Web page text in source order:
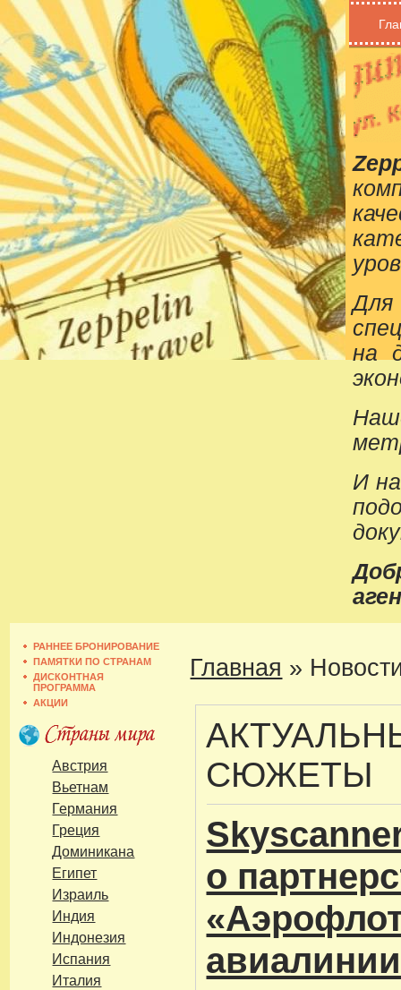
на
И
РАННЕЕ БРОНИРОВАНИЕ
ПАМЯТКИ ПО СТРАНАМ
ДИСКОНТНАЯ
ПРОГРАММА
АКЦИИ
Австрия
Вьетнам
Германия
Греция
Доминикана
Египет
Израиль
Индия
Индонезия
Испания
Италия
Главная »
СЮЖЕТЫ
о